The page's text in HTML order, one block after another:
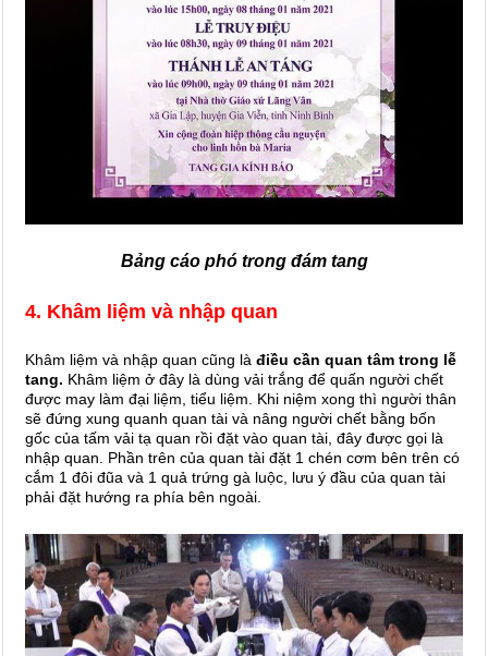
Bảng cáo phó trong đám tang
4. Khâm liệm và nhập quan
Khâm liệm và nhập quan cũng là điều cần quan tâm trong lễ
tang. Khâm liệm ở đây là dùng vải trắng để quấn người chết
được may làm đại liệm, tiểu liệm. Khi niệm xong thì người thân
sẽ đứng xung quanh quan tài và nâng người chết bằng bốn
gốc của tấm vải tạ quan rồi đặt vào quan tài, đây được gọi là
nhập quan. Phần trên của quan tài đặt 1 chén cơm bên trên có
cắm 1 đôi đũa và 1 quả trứng gà luộc, lưu ý đầu của quan tài
phải đặt hướng ra phía bên ngoài.